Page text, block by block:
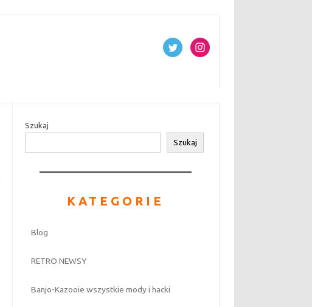
Szukaj
Szukaj
KATEGORIE
Blog
RETRO NEWSY
Banjo-Kazooie wszystkie mody i hacki